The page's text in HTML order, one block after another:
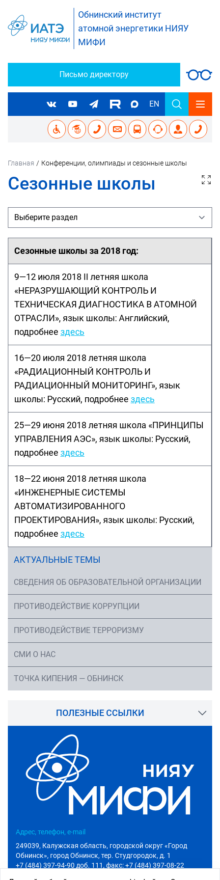
Обнинский институт
атомной энергетики НИЯУ
МИФИ
Письмо директору
EN
Главная / Конференции, олимпиады и сезонные школы
Сезонные школы
Сезонные школы за 2018 год:
9—12 июля 2018 II летняя школа
«НЕРАЗРУШАЮЩИЙ КОНТРОЛЬ И
ТЕХНИЧЕСКАЯ ДИАГНОСТИКА В АТОМНОЙ
ОТРАСЛИ», язык школы: Английский,
подробнее здесь
16—20 июля 2018 летняя школа
«РАДИАЦИОННЫЙ КОНТРОЛЬ И
РАДИАЦИОННЫЙ МОНИТОРИНГ», язык
школы: Русский, подробнее здесь
25—29 июня 2018 летняя школа «ПРИНЦИПЫ
УПРАВЛЕНИЯ АЭС», язык школы: Русский,
подробнее здесь
18—22 июня 2018 летняя школа
«ИНЖЕНЕРНЫЕ СИСТЕМЫ
АВТОМАТИЗИРОВАННОГО
ПРОЕКТИРОВАНИЯ», язык школы: Русский,
подробнее здесь
АКТУАЛЬНЫЕ ТЕМЫ
СВЕДЕНИЯ ОБ ОБРАЗОВАТЕЛЬНОЙ ОРГАНИЗАЦИИ
ПРОТИВОДЕЙСТВИЕ КОРРУПЦИИ
ПРОТИВОДЕЙСТВИЕ ТЕРРОРИЗМУ
СМИ О НАС
ТОЧКА КИПЕНИЯ — ОБНИНСК
ПОЛЕЗНЫЕ ССЫЛКИ
Адрес, телефон, e-mail
249039, Калужская область, городской округ «Город
Обнинск», город Обнинск, тер. Студгородок, д. 1
+7 (484) 397-94-90 доб. 111, факс: +7 (484) 397-08-22